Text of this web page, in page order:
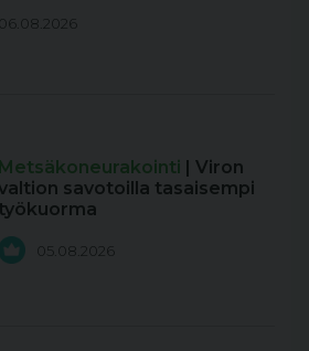
06.08.2026
Metsäkoneurakointi
| Viron
savotoilla tasaisempi
työkuorma
05.08.2026